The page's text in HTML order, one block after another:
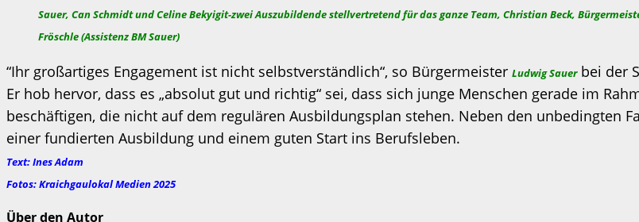
Sauer, Can Schmidt und Celine Bekyigit-zwei Auszubildende stellvertretend für das ganze Team, Christian Beck,
Fröschle (Assistenz BM Sauer)
“Ihr großartiges Engagement ist nicht selbstverständlich“, so Bürgermeister Ludwig Sauerbei der
Er hob hervor, dass es „absolut gut und richtig“ sei, dass sich junge Menschen gerade im
beschäftigen, die nicht auf dem regulären Ausbildungsplan stehen. Neben den unbedingten
einer fundierten Ausbildung und einem guten Start ins Berufsleben.
Text: Ines Adam
Fotos: Kraichgaulokal Medien 2025
Über den Autor